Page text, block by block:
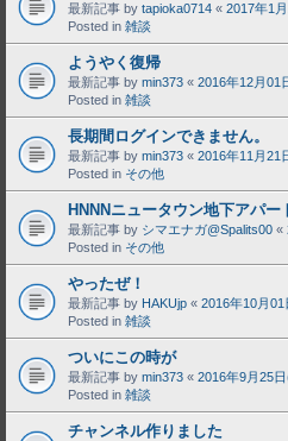
最新記事 by tapioka0714 « 2017年1
Posted in 雑談
ようやく復帰
最新記事 by min373 « 2016年12月01
Posted in 雑談
長期間ログインできません。
最新記事 by min373 « 2016年11月21
Posted in その他
HNNNニュータウン地下アパー
最新記事 by シマエナガ@Spalits00 «
Posted in その他
やったぜ！
最新記事 by HAKUjp « 2016年10月
Posted in 雑談
ついにこの時が
最新記事 by min373 « 2016年9月25
Posted in 雑談
チャンネル作りました